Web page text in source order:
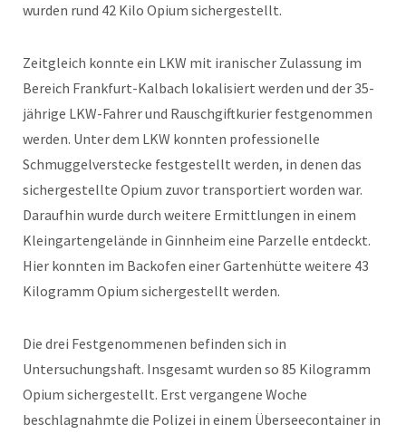
wurden rund 42 Kilo Opium sichergestellt.
Zeitgleich konnte ein LKW mit iranischer Zulassung im
Bereich Frankfurt-Kalbach lokalisiert werden und der 35-
jährige LKW-Fahrer und Rauschgiftkurier festgenommen
werden. Unter dem LKW konnten professionelle
Schmuggelverstecke festgestellt werden, in denen das
sichergestellte Opium zuvor transportiert worden war.
Daraufhin wurde durch weitere Ermittlungen in einem
Kleingartengelände in Ginnheim eine Parzelle entdeckt.
Hier konnten im Backofen einer Gartenhütte weitere 43
Kilogramm Opium sichergestellt werden.
Die drei Festgenommenen befinden sich in
Untersuchungshaft. Insgesamt wurden so 85 Kilogramm
Opium sichergestellt. Erst vergangene Woche
beschlagnahmte die Polizei in einem Überseecontainer in